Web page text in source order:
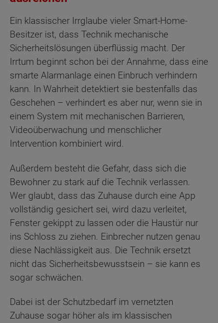
Ein klassischer Irrglaube vieler Smart-Home-
Besitzer ist, dass Technik mechanische
Sicherheitslösungen überflüssig macht. Der
Irrtum beginnt schon bei der Annahme, dass eine
smarte Alarmanlage einen Einbruch verhindern
kann. In Wahrheit detektiert sie bestenfalls das
Geschehen – verhindert es aber nur, wenn sie in
einem System mit mechanischen Barrieren,
Videoüberwachung und menschlicher
Intervention kombiniert wird.
Außerdem besteht die Gefahr, dass sich die
Bewohner zu stark auf die Technik verlassen.
Wer glaubt, dass das Zuhause durch eine App
vollständig gesichert sei, wird dazu verleitet,
Fenster gekippt zu lassen oder die Haustür nur
ins Schloss zu ziehen. Einbrecher nutzen genau
diese Nachlässigkeit aus. Die Technik ersetzt
nicht das Sicherheitsbewusstsein – sie kann es
sogar schwächen.
Dabei ist der Schutzbedarf im vernetzten
Zuhause sogar höher als im klassischen